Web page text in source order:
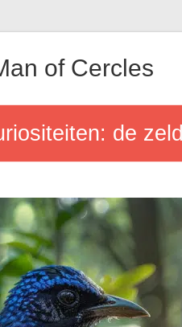
of Cercles
de